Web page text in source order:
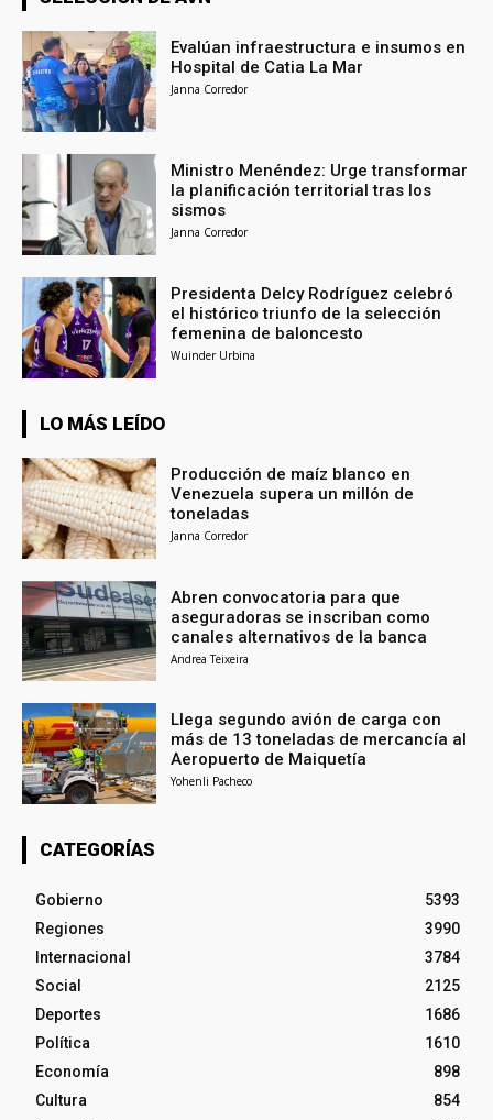
Evalúan infraestructura e insumos en
Hospital de Catia La Mar
Janna Corredor
Ministro Menéndez: Urge transformar
la planificación territorial tras los
sismos
Janna Corredor
Presidenta Delcy Rodríguez celebró
el histórico triunfo de la selección
femenina de baloncesto
Wuinder Urbina
LO MÁS LEÍDO
Producción de maíz blanco en
Venezuela supera un millón de
toneladas
Janna Corredor
Abren convocatoria para que
aseguradoras se inscriban como
canales alternativos de la banca
Andrea Teixeira
Llega segundo avión de carga con
más de 13 toneladas de mercancía al
Aeropuerto de Maiquetía
Yohenli Pacheco
CATEGORÍAS
Gobierno
5393
Regiones
3990
Internacional
3784
Social
2125
Deportes
1686
Política
1610
Economía
898
Cultura
854